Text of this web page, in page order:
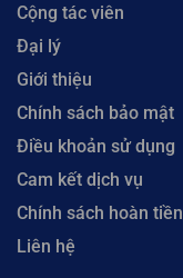
Cộng tác viên
Đại lý
Giới thiệu
Chính sách bảo mật
Điều khoản sử dụng
Cam kết dịch vụ
Chính sách hoàn tiền
Liên hệ